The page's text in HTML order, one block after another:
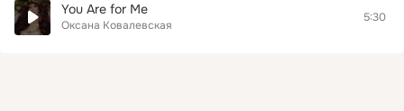
You Are for Me
Оксана Ковалевская
5:30